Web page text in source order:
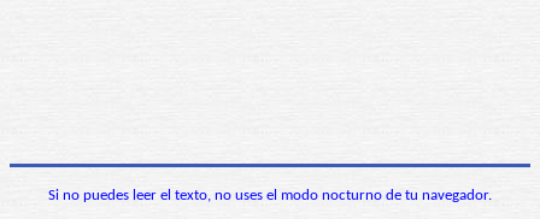
Si no puedes leer el texto, no uses el modo nocturno de tu navegador.